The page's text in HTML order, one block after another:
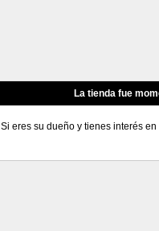
La tienda fue
Si eres su dueño y tienes interés